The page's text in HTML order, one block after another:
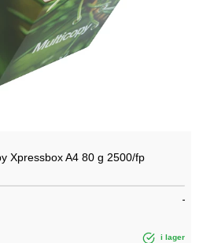
Xpressbox A4 80 g 2500/fp
i lager